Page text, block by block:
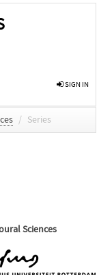
SIGN IN
/ Series
Sciences